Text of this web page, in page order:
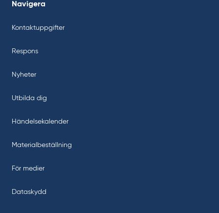
Navigera
Kontaktuppgifter
Respons
Nyheter
Utbilda dig
Händelsekalender
Materialbeställning
För medier
Dataskydd